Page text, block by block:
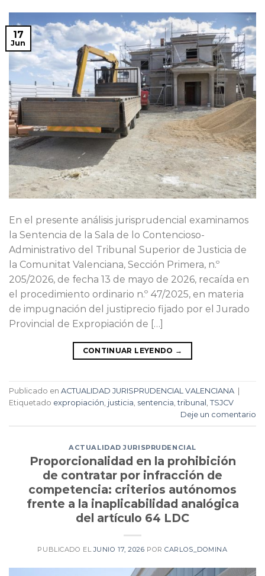
17
Jun
En el presente análisis jurisprudencial examinamos
la Sentencia de la Sala de lo Contencioso-
Administrativo del Tribunal Superior de Justicia de
la Comunitat Valenciana, Sección Primera, n.º
205/2026, de fecha 13 de mayo de 2026, recaída en
el procedimiento ordinario n.º 47/2025, en materia
de impugnación del justiprecio fijado por el Jurado
Provincial de Expropiación de […]
CONTINUAR LEYENDO →
Publicado en ACTUALIDAD JURISPRUDENCIAL VALENCIANA
Etiquetado expropiación justicia sentencia ,tribunal
TSJCV
Deje un comentario
ACTUALIDAD JURISPRUDENCIAL
Proporcionalidad en la prohibición
de contratar por infracción de
competencia: criterios autónomos
frente a la inaplicabilidad analógica
del artículo 64 LDC
PUBLICADO ELJUNIO 17, 2026 PORCARLOS_DOMINA